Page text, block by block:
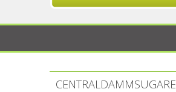
CENTRALDAMMSUGARE